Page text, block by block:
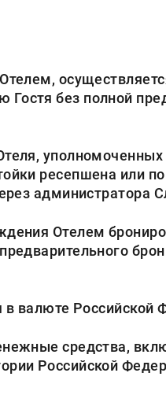
без полной
уполномоченных
ресепшена или
Отелем
в валюте Российской
средства,
Российской